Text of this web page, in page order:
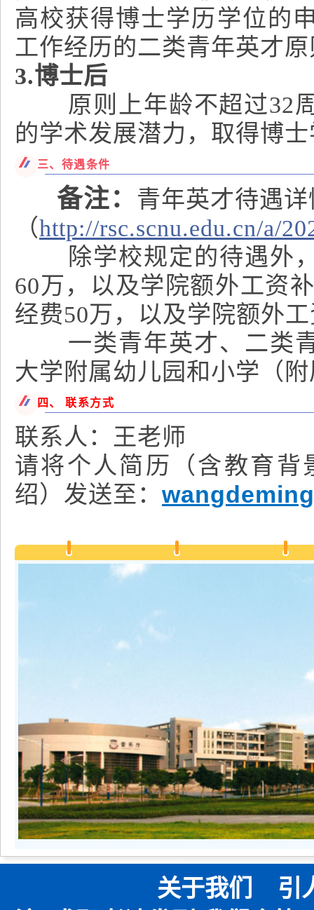
高校获得博士学历学位的
工作经历的二类青年英才
3.博士后
原则上年龄不超过32周
的学术发展潜力，取得博
三、待遇条件
备注：
青年英才待遇
（http://rsc.scnu.edu.cn/a/
除学校规定的待遇外，
60万，以及学院额外工资
经费50万，以及学院额外
一类青年英才、二类青
大学附属幼儿园和小学（
四、 联系方式
联系人：王老师
请将个人简历（含教育
绍）发送至：
关于我们 引